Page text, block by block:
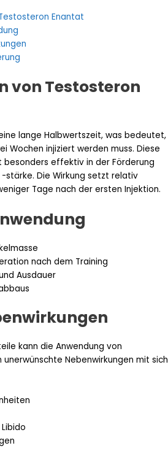
Enantat
von Testosteron
lange Halbwertszeit, was bedeutet,
Wochen injiziert werden muss. Diese
besonders effektiv in der Förderung
stärke. Die Wirkung setzt relativ
Tage nach der ersten Injektion.
nach dem Training
Ausdauer
kann die Anwendung von
Nebenwirkungen mit sich